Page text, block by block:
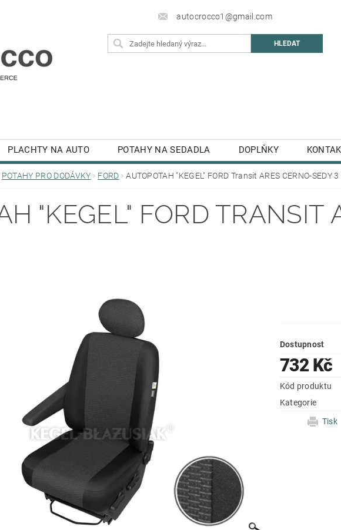
autocrocco1@gmail.com
PLACHTY NA AUTO POTAHY NA SEDADLA DOPLŇKY
POTAHY PRO DODÁVKY FORD AUTOPOTAH "KEGEL" FORD Transit ARES CERNO-SEDY 3
"KEGEL" FORD TRANSIT
Dostupnost
732 Kč
Kód produktu
Kategorie
Tisk